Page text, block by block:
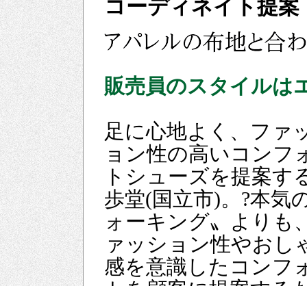
コーディネイト提案
販売員のスタイルは
足に心地よく、ファ
ョン性の高いコンフ
トシューズを提案す
歩堂(国立市)。?本気
ォーキング〟よりも
ァッション性やおし
感を意識したコンフ